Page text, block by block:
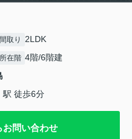
間取り 2LDK
所在階 4階/6階建
駅 徒歩6分
お問い合わせ